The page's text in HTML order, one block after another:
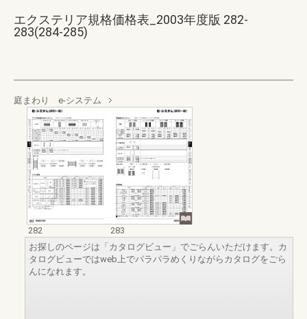
エクステリア規格価格表_2003年度版 282-
283(284-285)
庭まわり e-システム
282
283
お探しのページは「カタログビュー」でごらんいただけます。カ
タログビューではweb上でパラパラめくりながらカタログをごら
んになれます。